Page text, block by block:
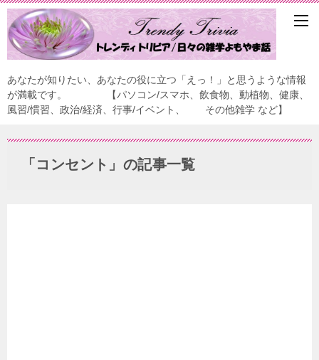
あなたが知りたい、あなたの役に立つ「えっ！」と思うような情報
が満載です。 【パソコン/スマホ、飲食物、動植物、健康、
風習/慣習、政治/経済、行事/イベント、 その他雑学 など】
「コンセント」の記事一覧